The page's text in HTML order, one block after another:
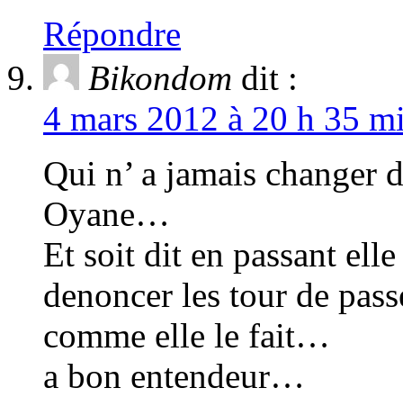
Répondre
Bikondom dit :
4 mars 2012 à 20 h 35
Qui n’ a jamais changer
Oyane…
Et soit dit en passant
denoncer les tour de
comme elle le fait…
a bon entendeur…